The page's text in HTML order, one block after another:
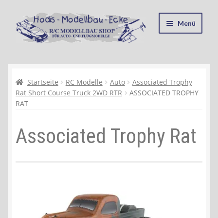
Zur
Navigation
springen
Zum
Inhalt
springen
Menü
Kasse
Mein Konto
Recycling, Entsorgung und Umwelt
Shop
Ablauf einer Bestellung
Startseite RC Modelle Auto
Associated Trophy
Rat Short Course Truck 2WD RTR
ASSOCIATED TROPHY
RAT
Associated Trophy Rat